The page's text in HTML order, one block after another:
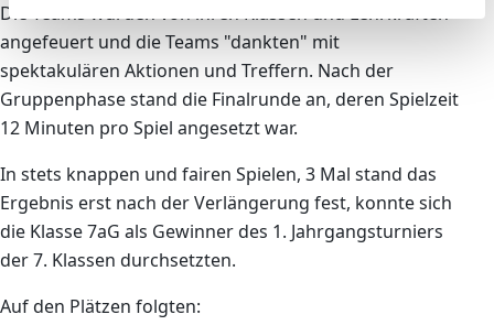
Die Teams wurden von ihren Klassen und Lehrkräften
angefeuert und die Teams "dankten" mit
spektakulären Aktionen und Treffern. Nach der
Gruppenphase stand die Finalrunde an, deren Spielzeit
12 Minuten pro Spiel angesetzt war.
In stets knappen und fairen Spielen, 3 Mal stand das
Ergebnis erst nach der Verlängerung fest, konnte sich
die Klasse 7aG als Gewinner des 1. Jahrgangsturniers
der 7. Klassen durchsetzten.
Auf den Plätzen folgten: